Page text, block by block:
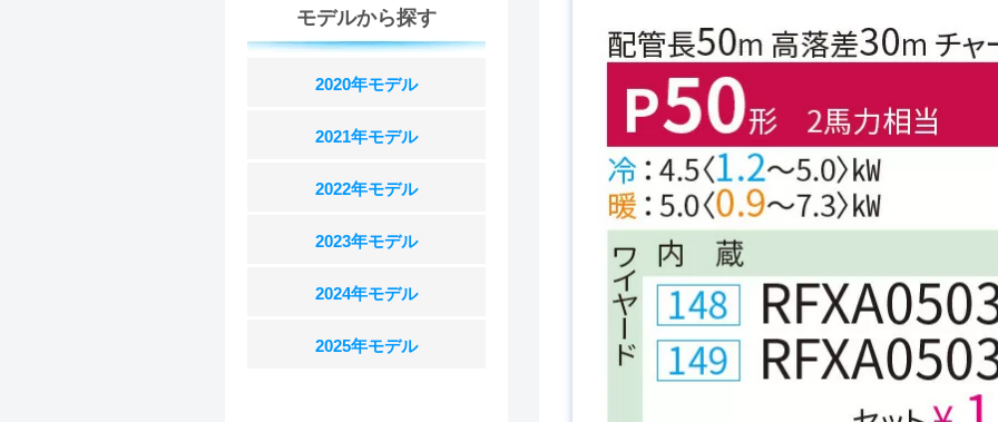
モデルから探す
2020年モデル
2021年モデル
2022年モデル
2023年モデル
2024年モデル
2025年モデル